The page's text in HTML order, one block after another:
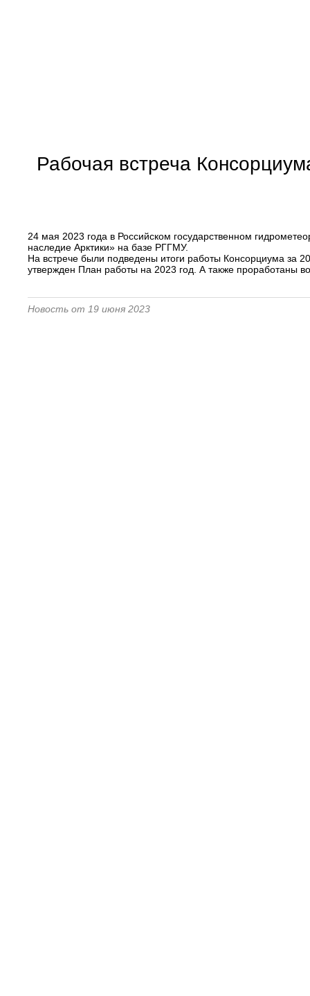
Рабочая встреча
24 мая 2023 года в Российском государственном
наследие Арктики» на базе РГГМУ.
На встрече были подведены итоги работы Консорциума за
утвержден План работы на 2023 год. А также проработаны
Новость от 19 июня 2023